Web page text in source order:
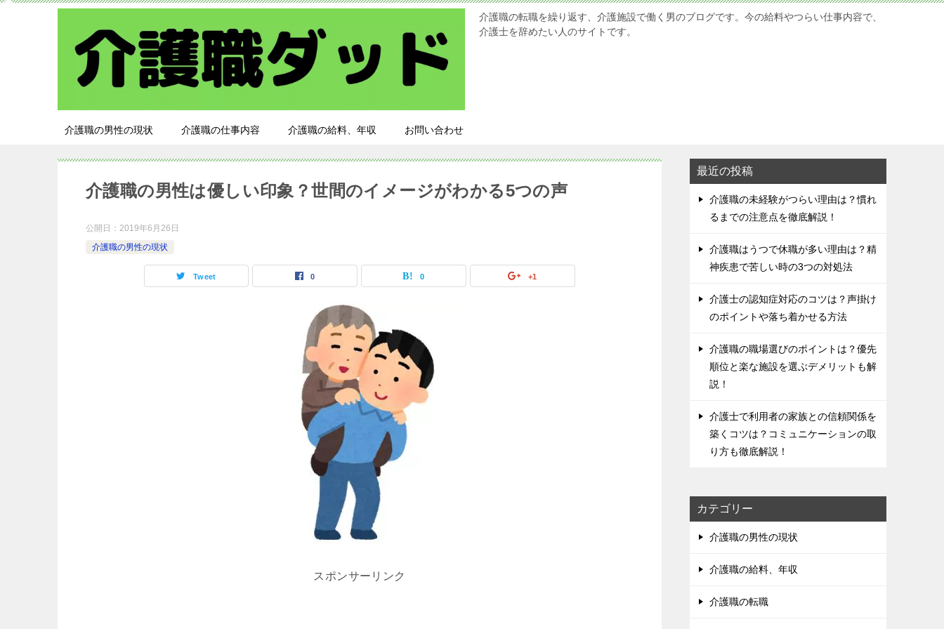
介護職の転職を繰り返す、介護施設で働く男のブログです。今の給料やつらい仕事内容で、
介護士を辞めたい人のサイトです。
介護職の男性の現状 介護職の仕事内容 介護職の給料、年収 お問い合わせ
介護職の男性は優しい印象？世間のイメージがわかる5つの声
公開日： 2019年6月26日
介護職の男性の現状
Tweet 0 0 +1
スポンサーリンク
最近の投稿
介護職の未経験がつらい理由は？慣れ
るまでの注意点を徹底解説！
介護職はうつで休職が多い理由は？精
神疾患で苦しい時の3つの対処法
介護士の認知症対応のコツは？声掛け
のポイントや落ち着かせる方法
介護職の職場選びのポイントは？優先
順位と楽な施設を選ぶデメリットも解
説！
介護士で利用者の家族との信頼関係を
築くコツは？コミュニケーションの取
り方も徹底解説！
カテゴリー
介護職の男性の現状
介護職の給料、年収
介護職の転職